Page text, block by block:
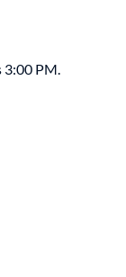
3:00 PM.